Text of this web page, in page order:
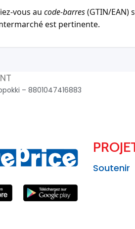
vous au code-barres(GTIN/EAN)
est pertinente.
– 8801047416883
Soutenir